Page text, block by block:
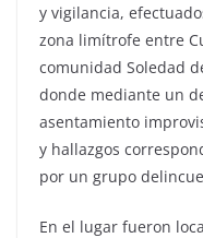
y vigilancia,
zona limítrofe entre
comunidad Soledad
donde mediante un
asentamiento
y hallazgos
por un grupo
En el lugar fueron